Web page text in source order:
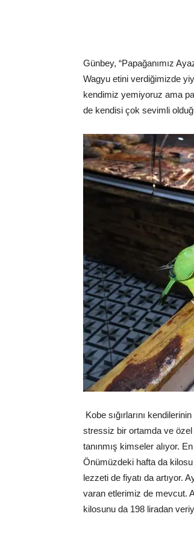
Günbey, “Papağanımız
Wagyu etini verdiğimizde
kendimiz yemiyoruz ama
de kendisi çok sevimli
Kobe sığırlarını
stressiz bir ortamda ve
tanınmış kimseler alıyor.
Önümüzdeki hafta da
lezzeti de fiyatı da artıyor.
varan etlerimiz de mevcut.
kilosunu da 198 liradan